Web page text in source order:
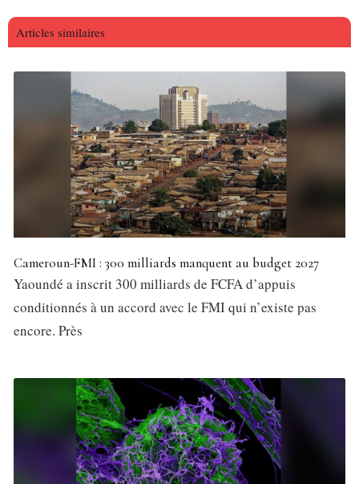
Articles similaires
Cameroun-FMI : 300 milliards manquent au budget 2027
Yaoundé a inscrit 300 milliards de FCFA d’appuis
conditionnés à un accord avec le FMI qui n’existe pas
encore. Près